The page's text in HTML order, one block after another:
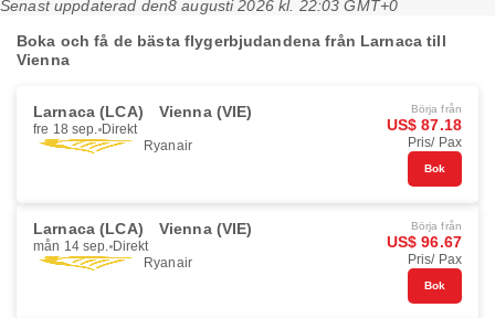
Senast uppdaterad den8 augusti 2026 kl. 22:03 GMT+0
Boka och få de bästa flygerbjudandena från Larnaca till
Vienna
Larnaca (LCA) Vienna (VIE)
fre 18 sep. Direkt
Ryanair
Börja från
US$ 87.18
Pris/ Pax
Bok
Larnaca (LCA) Vienna (VIE)
mån 14 sep. Direkt
Ryanair
Börja från
US$ 96.67
Pris/ Pax
Bok